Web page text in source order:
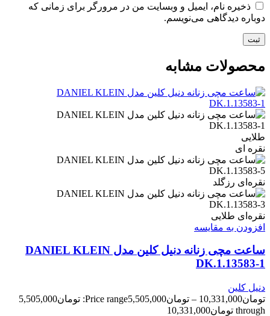
ذخیره نام، ایمیل و وبسایت من در مرورگر برای زمانی که
دوباره دیدگاهی می‌نویسم.
محصولات مشابه
طلایی
نقره ای
نقره‌ای رزگلد
نقره‌ای طلایی
افزودن به مقایسه
ساعت مچی زنانه دنیل کلین مدل DANIEL KLEIN
DK.1.13583-1
دنیل کلین
تومان10,331,000
– تومان5,505,000
Price range: تومان5,505,000
through تومان10,331,000